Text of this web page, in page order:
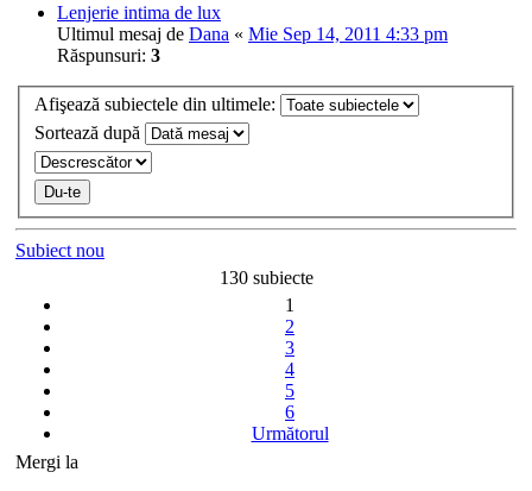
Lenjerie intima de lux
Ultimul mesaj de Dana « Mie Sep 14, 2011 4:33 pm
Răspunsuri: 3
Afişează subiectele din ultimele:
Sortează după
Subiect nou
130 subiecte
1
2
3
4
5
6
Următorul
Mergi la